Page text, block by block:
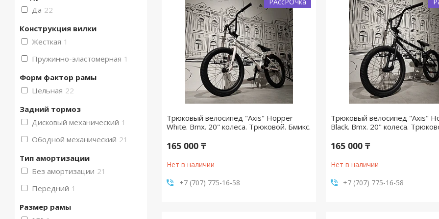
Трюковый велосипед "Axis" Hopper
White. Bmx. 20" колеса. Трюковой. Бмикс.
165 000 ₸
Нет в наличии
+7 (707) 775-16-58
Трюковый велосипед "Axis"
Black. Bmx. 20" колеса.
165 000 ₸
Нет в наличии
+7 (707) 775-16-58
Да 22
Конструкция вилки
Жесткая 1
Пружинно-эластомерная 1
Форм фактор рамы
Цельная 22
Задний тормоз
Дисковый механический 1
Ободной механический 21
Тип амортизации
Без амортизации 21
Передний 1
Размер рамы